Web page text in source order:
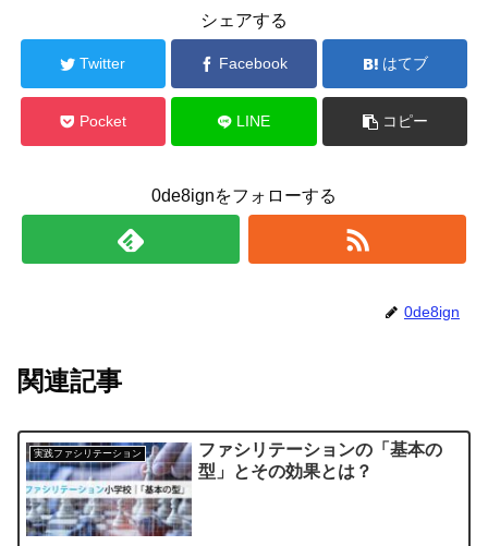
シェアする
Twitter Facebook はてブ
Pocket LINE コピー
0de8ignをフォローする
0de8ign
関連記事
実践ファシリテーション
ファシリテーションの「基本の
型」とその効果とは？